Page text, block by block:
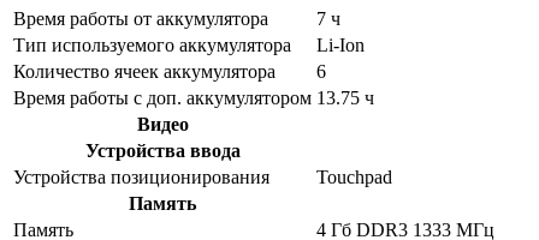
Время работы от аккумулятора
7 ч
Тип используемого аккумулятора
Li-Ion
Количество ячеек аккумулятора
6
Время работы с доп. аккумулятором 13.75 ч
Видео
Устройства ввода
Устройства позиционирования
Touchpad
Память
Память
4 Гб DDR3 1333 МГц